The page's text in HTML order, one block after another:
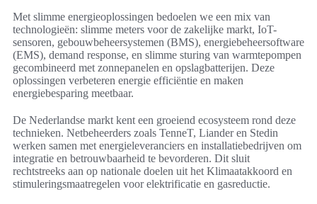
Met slimme energieoplossingen bedoelen we een mix van
technologieën: slimme meters voor de zakelijke markt, IoT-
sensoren, gebouwbeheersystemen (BMS), energiebeheersoftware
(EMS), demand response, en slimme sturing van warmtepompen
gecombineerd met zonnepanelen en opslagbatterijen. Deze
oplossingen verbeteren energie efficiëntie en maken
energiebesparing meetbaar.
De Nederlandse markt kent een groeiend ecosysteem rond deze
technieken. Netbeheerders zoals TenneT, Liander en Stedin
werken samen met energieleveranciers en installatiebedrijven om
integratie en betrouwbaarheid te bevorderen. Dit sluit
rechtstreeks aan op nationale doelen uit het Klimaatakkoord en
stimuleringsmaatregelen voor elektrificatie en gasreductie.